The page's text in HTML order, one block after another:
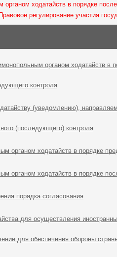
органом ходатайств в порядке
Правовое регулирование участия
органом ходатайств в
контроля
(уведомлению),
(последующего) контроля
органом ходатайств в порядке
органом ходатайств в порядке
порядка согласования
для осуществления
для обеспечения обороны